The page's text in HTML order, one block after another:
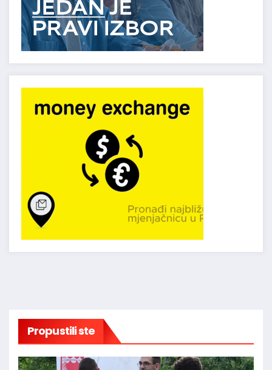
Propustili ste